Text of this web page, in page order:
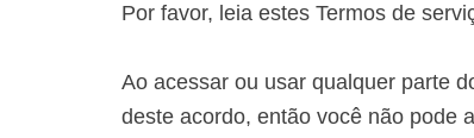
Por favor, leia estes Termos de
Ao acessar ou usar qualquer parte
deste acordo, então você não pode